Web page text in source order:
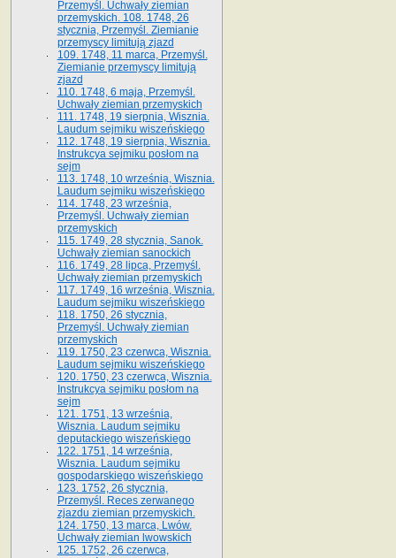
Przemyśl. Uchwały ziemian
przemyskich. 108. 1748, 26
stycznia, Przemyśl. Ziemianie
przemyscy limitują zjazd
109. 1748, 11 marca, Przemyśl.
Ziemianie przemyscy limitują
zjazd
110. 1748, 6 maja, Przemyśl.
Uchwały ziemian przemyskich
111. 1748, 19 sierpnia, Wisznia.
Laudum sejmiku wiszeńskiego
112. 1748, 19 sierpnia, Wisznia.
Instrukcya sejmiku posłom na
sejm
113. 1748, 10 września, Wisznia.
Laudum sejmiku wiszeńskiego
114. 1748, 23 września,
Przemyśl. Uchwały ziemian
przemyskich
115. 1749, 28 stycznia, Sanok.
Uchwały ziemian sanockich
116. 1749, 28 lipca, Przemyśl.
Uchwały ziemian przemyskich
117. 1749, 16 września, Wisznia.
Laudum sejmiku wiszeńskiego
118. 1750, 26 stycznia,
Przemyśl. Uchwały ziemian
przemyskich
119. 1750, 23 czerwca, Wisznia.
Laudum sejmiku wiszeńskiego
120. 1750, 23 czerwca, Wisznia.
Instrukcya sejmiku posłom na
sejm
121. 1751, 13 września,
Wisznia. Laudum sejmiku
deputackiego wiszeńskiego
122. 1751, 14 września,
Wisznia. Laudum sejmiku
gospodarskiego wiszeńskiego
123. 1752, 26 stycznia,
Przemyśl. Reces zerwanego
zjazdu ziemian przemyskich.
124. 1750, 13 marca, Lwów.
Uchwały ziemian lwowskich
125. 1752, 26 czerwca,